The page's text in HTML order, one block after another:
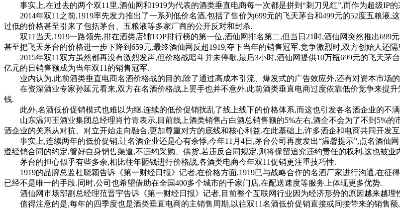
事实上,在过去的两个双11里,酒仙网和1919为代表的酒类垂直电商每一次都是拼到“刺刀见红”,而作为超级IP
2014年双11之前,1919率先发力推出了一系列低价名酒,包括了售价为699元的飞天茅台和499元的52度五粮液,
过低的价格甚至引来了包括茅台、五粮液等多家厂商的公开反对和封杀.
双11当天,1919一路领先,排在酒类店铺TOP排行榜的第一位,酒仙网排名第二,但当日21时,酒仙网突然推出699
甚至把飞天茅台的价格进一步下降到659元,最终酒仙网反超1919,夺下当年的销售冠军.竞争激烈时,双方创始人还
2015年双11双方虽然都再没有激烈发声,但价格战暗斗并未停歇,最后3小时,酒仙网提供10万瓶699元的飞天茅
亿元的日销售额成为当年双11的销售冠军.
业内认为,此前酒类垂直电商名酒价格战的目的,除了通过高成本引流、爆发式的广告效应外,还有对资本市场
在资深酒业专家孙延元看来,双方在名酒价格战上罢手也并不意外.此前酒类垂直电商过度依靠低价竞争来提
钱.
此外,名酒低价促销模式也难以为继.连续的低价促销扰乱了线上线下的价格体系,而这也引发各名酒企业的不
山东温河王酒业集团总经理肖竹青表示,目前线上酒类销售占白酒总销售额的5%左右,酒企不会为了不到5%的
酒企业的关系从对抗、对立开始走向融合,更加尊重对方的底线和核心利益.在此基础上,许多酒企和电商共同开发
事实上,连续两年的低价促销,让名酒企业还是心有余悸,今年11月4日,茅台公司再度发出“温馨提示”,点名酒仙
遵经销合同的约定,管好自身销售渠道,不违约采购、供货,若违反合同规定,则将保留追究违约责任的权利.这也被
茅台的担心似乎有些多余,相比往年砸钱进行价格战,各酒类电商今年双11促销更注重技巧性.
1919的品牌总监杜晓颖告诉《第一财经日报》记者,在价格方面,1919已与战略合作的名酒厂家进行沟通,在征
已经不是唯一的手段.同时,公司也希望借助在全国400多个城市的千家门店,在配送速度等服务上体现更多优势.
酒仙网市场部副总经理范晋宇告诉《第一财经日报》记者,目前整个互联网行业因为经济形势的原因越来越理
值得注意的是,每年的四季度也是酒类垂直电商的主销售周期,以往双11名酒低价促销直接或间接带来的销售